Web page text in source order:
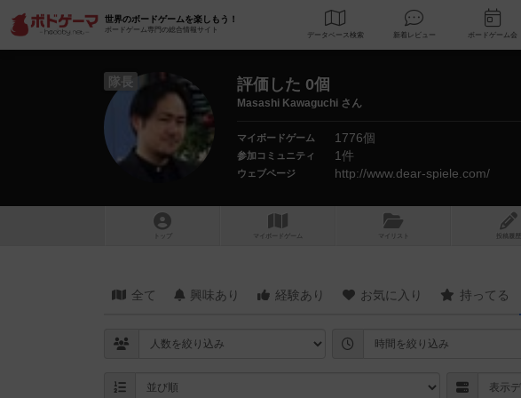
世界のボードゲームを楽しもう！
ボードゲーム専門の総合情報サイト
データベース 検索 新着レビュー
隊長 評価した 0個
Masashi Kawaguchi さん
マイボードゲーム 1776個
参加コミュニティ 1件
ウェブページ http://www.dear-spiele.com/
トップ マイボードゲーム マイリスト 投稿履歴
全て 興味あり 経験あり お気に入り 持ってる